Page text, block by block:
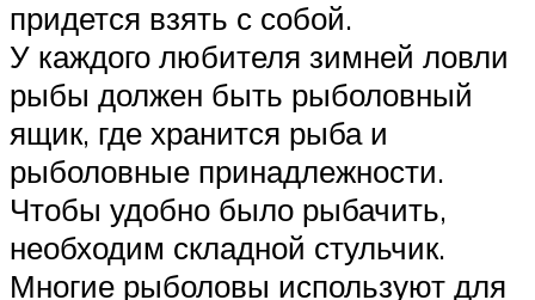
придется взять с собой.
У каждого любителя зимней ловли
рыбы должен быть рыболовный
ящик, где хранится рыба и
рыболовные принадлежности.
Чтобы удобно было рыбачить,
необходим складной стульчик.
Многие рыболовы используют для